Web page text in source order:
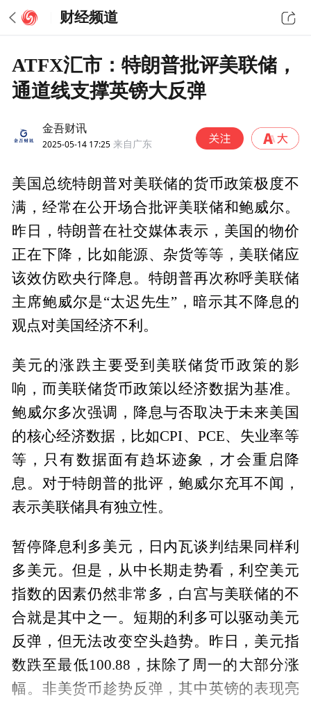
财经频道
ATFX汇市：特朗普批评美联储，
通道线支撑英镑大反弹
金吾财讯
2025-05-14 17:25 来自广东
美国总统特朗普对美联储的货币政策极度不
满，经常在公开场合批评美联储和鲍威尔。
昨日，特朗普在社交媒体表示，美国的物价
正在下降，比如能源、杂货等等，美联储应
该效仿欧央行降息。特朗普再次称呼美联储
主席鲍威尔是“太迟先生”，暗示其不降息的
观点对美国经济不利。
美元的涨跌主要受到美联储货币政策的影
响，而美联储货币政策以经济数据为基准。
鲍威尔多次强调，降息与否取决于未来美国
的核心经济数据，比如CPI、PCE、失业率等
等，只有数据面有趋坏迹象，才会重启降
息。对于特朗普的批评，鲍威尔充耳不闻，
表示美联储具有独立性。
暂停降息利多美元，日内瓦谈判结果同样利
多美元。但是，从中长期走势看，利空美元
指数的因素仍然非常多，白宫与美联储的不
合就是其中之一。短期的利多可以驱动美元
反弹，但无法改变空头趋势。昨日，美元指
数跌至最低100.88，抹除了周一的大部分涨
幅。非美货币趁势反弹，其中英镑的表现亮